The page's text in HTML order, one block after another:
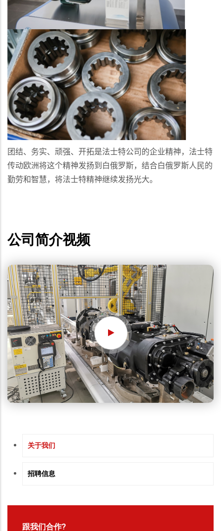
团结、务实、顽强、开拓是法士特公司的企业精神，法士特
传动欧洲将这个精神发扬到白俄罗斯，结合白俄罗斯人民的
勤劳和智慧，将法士特精神继续发扬光大。
公司简介视频
COMPANY
关于我们
招聘信息
跟我们合作?